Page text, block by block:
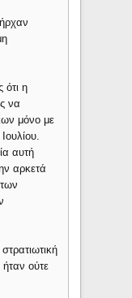
ότι η
να
μόνο με
αυτή
αρκετά
ούτε